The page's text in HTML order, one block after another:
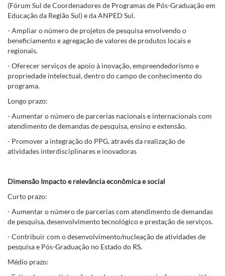
(Fórum Sul de Coordenadores de Programas de Pós-Graduação em
Educação da Região Sul) e da ANPED Sul.
- Ampliar o número de projetos de pesquisa envolvendo o
beneficiamento e agregação de valores de produtos locais e
regionais.
- Oferecer serviços de apoio à inovação, empreendedorismo e
propriedade intelectual, dentro do campo de conhecimento do
programa.
Longo prazo:
- Aumentar o número de parcerias nacionais e internacionais com
atendimento de demandas de pesquisa, ensino e extensão.
- Promover a integração do PPG, através da realização de
atividades interdisciplinares e inovadoras
Dimensão Impacto e relevância econômica e social
Curto prazo:
- Aumentar o número de parcerias com atendimento de demandas
de pesquisa, desenvolvimento tecnológico e prestação de serviços.
- Contribuir com o desenvolvimento/nucleação de atividades de
pesquisa e Pós-Graduação no Estado do RS.
Médio prazo: